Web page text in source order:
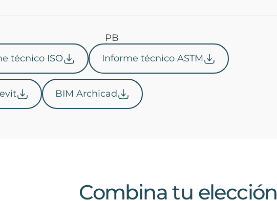
PB
técnico ISO
Informe técnico ASTM
BIM Archicad
Combina tu elección